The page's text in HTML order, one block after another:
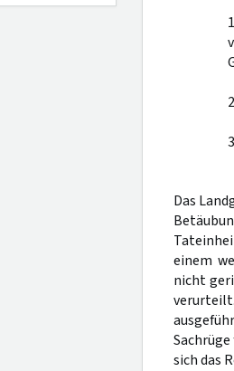
Das
einem
nicht
sich das